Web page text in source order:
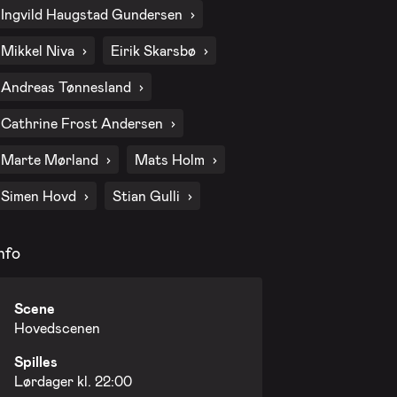
Ingvild Haugstad Gundersen
Mikkel Niva Eirik Skarsbø
Andreas Tønnesland
Cathrine Frost Andersen
Marte Mørland Mats Holm
Simen Hovd Stian Gulli
Scene
Hovedscenen
Spilles
Lørdager kl. 22:00